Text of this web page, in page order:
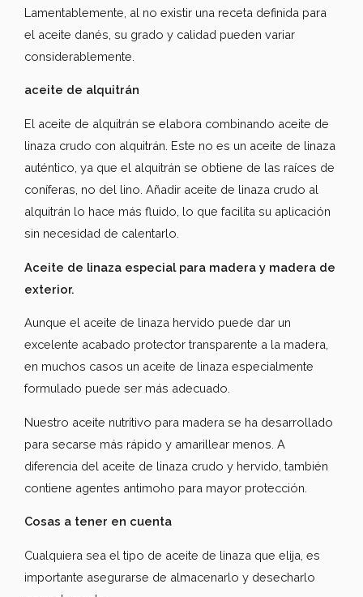
Lamentablemente, al no existir una receta definida para
el aceite danés, su grado y calidad pueden variar
considerablemente.
aceite de alquitrán
El aceite de alquitrán se elabora combinando aceite de
linaza crudo con alquitrán. Este no es un aceite de linaza
auténtico, ya que el alquitrán se obtiene de las raíces de
coníferas, no del lino. Añadir aceite de linaza crudo al
alquitrán lo hace más fluido, lo que facilita su aplicación
sin necesidad de calentarlo.
Aceite de linaza especial para madera y madera de
exterior.
Aunque el aceite de linaza hervido puede dar un
excelente acabado protector transparente a la madera,
en muchos casos un aceite de linaza especialmente
formulado puede ser más adecuado.
Nuestro aceite nutritivo para madera se ha desarrollado
para secarse más rápido y amarillear menos. A
diferencia del aceite de linaza crudo y hervido, también
contiene agentes antimoho para mayor protección.
Cosas a tener en cuenta
Cualquiera sea el tipo de aceite de linaza que elija, es
importante asegurarse de almacenarlo y desecharlo